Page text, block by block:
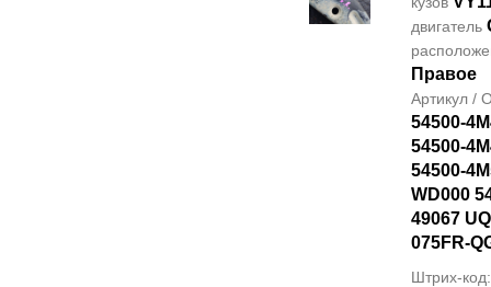
двигатель
Правое
Артикул /
54500-
54500-
54500-
WD000
49067
075FR-
Штрих-